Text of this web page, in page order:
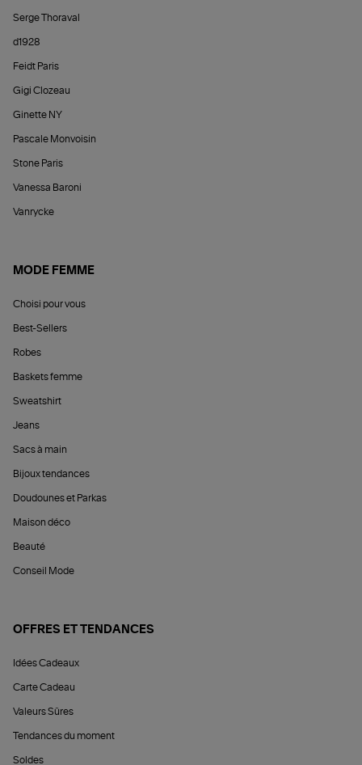
Serge Thoraval
d1928
Feidt Paris
Gigi Clozeau
Ginette NY
Pascale Monvoisin
Stone Paris
Vanessa Baroni
Vanrycke
MODE FEMME
Choisi pour vous
Best-Sellers
Robes
Baskets femme
Sweatshirt
Jeans
Sacs à main
Bijoux tendances
Doudounes et Parkas
Maison déco
Beauté
Conseil Mode
OFFRES ET TENDANCES
Idées Cadeaux
Carte Cadeau
Valeurs Sûres
Tendances du moment
Soldes